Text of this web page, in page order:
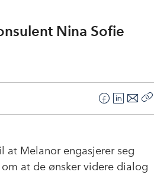
Nina Sofie
F
a
e
b
L
i
k
E
-
o
at Melanor engasjerer seg
at de ønsker videre dialog